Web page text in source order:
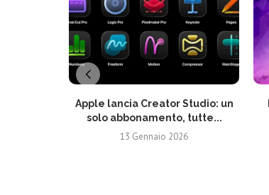
Apple lancia Creator Studio: un
solo abbonamento, tutte...
13 Gennaio 2026